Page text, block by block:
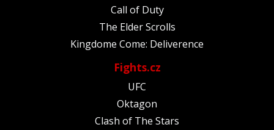
Call of Duty
The Elder Scrolls
Kingdome Come: Deliverence
Fights.cz
UFC
Oktagon
Clash of The Stars